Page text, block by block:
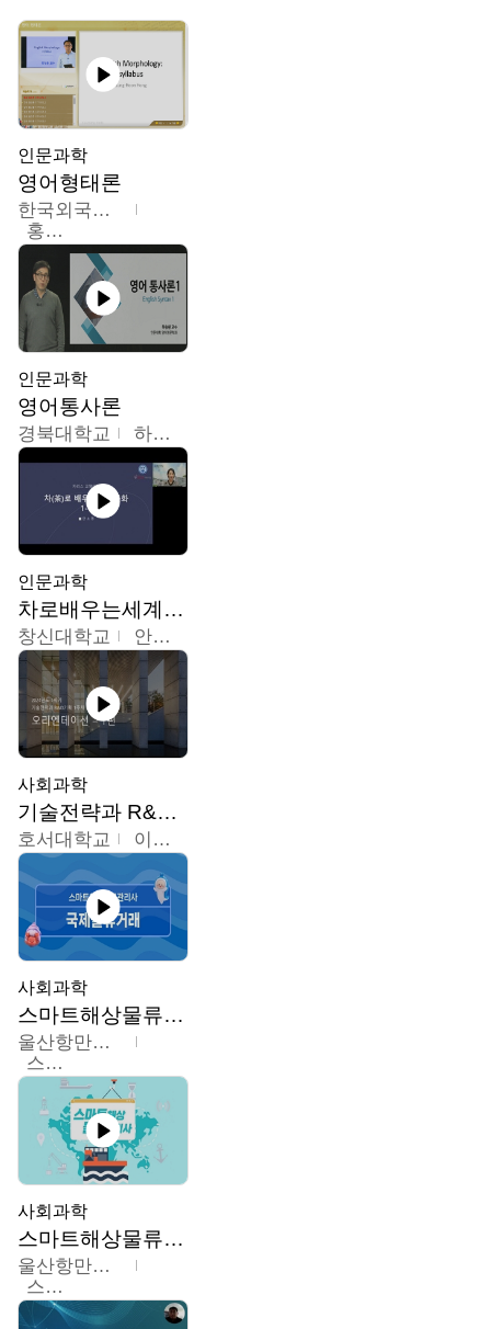
인문과학
영어형태론
한국외국어대학교
홍성훈
인문과학
영어통사론
경북대학교 하승완
인문과학
차로배우는세계문화
창신대학교 안소영
사회과학
기술전략과 R&D기획
호서대학교 이원희
사회과학
스마트해상물류관리사 교육과정
울산항만공사
스마트해상물류관리사 교육위원회
사회과학
스마트해상물류관리사 교육과정2
울산항만공사
스마트해상물류관리사 교육위원회